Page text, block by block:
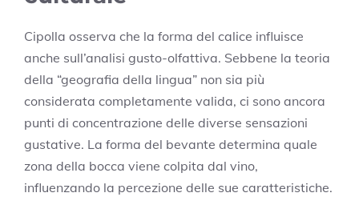
Cipolla osserva che la forma del calice influisce
anche sull’analisi gusto-olfattiva. Sebbene la teoria
della “geografia della lingua” non sia più
considerata completamente valida, ci sono ancora
punti di concentrazione delle diverse sensazioni
gustative. La forma del bevante determina quale
zona della bocca viene colpita dal vino,
influenzando la percezione delle sue caratteristiche.